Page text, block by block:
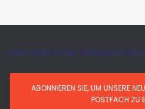
Monatlicher Newsletter